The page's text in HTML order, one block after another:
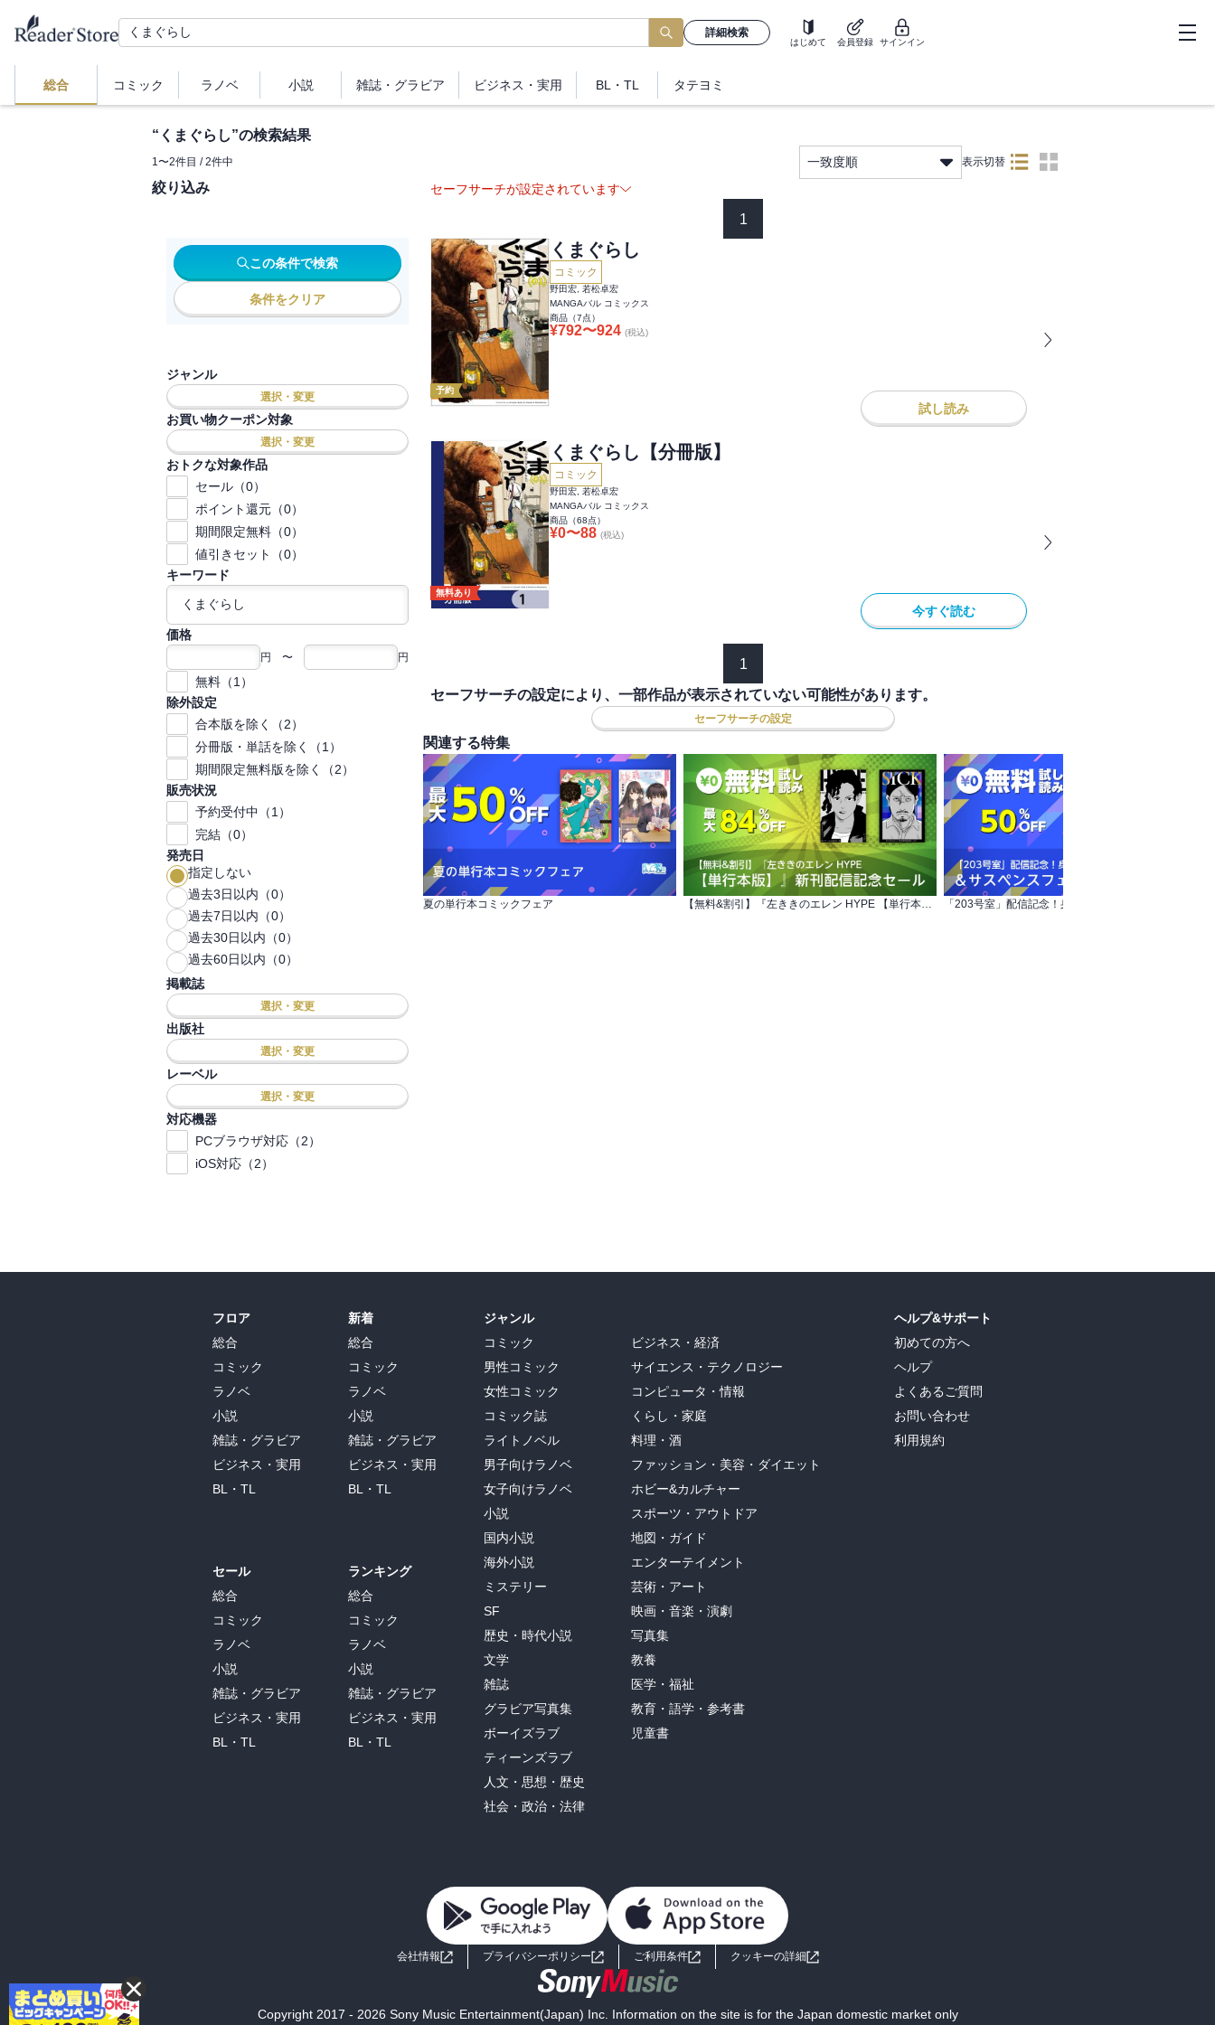
詳細検索
はじめて 会員登録 サインイン
総合 コミック ラノベ 小説 雑誌・ グラビア ビジネス ・実用 BL・TL タテヨミ
“ くまぐらし”の検索結果
1〜2件目 / 2件中 一致度順 表示切替
絞り込み
この条件で検索
条件をクリア
ジャンル
選択・変更
お買い物クーポン対象
選択・変更
おトクな対象作品
セール（0）
ポイント還元（0）
期間限定無料（0）
値引きセット（0）
キーワード
価格
円 〜 円
無料（1）
除外設定
合本版を除く（2）
分冊版・単話を除く（1）
期間限定無料版を除く（2）
販売状況
予約受付中（1）
完結（0）
発売日
指定しない
過去3日以内（0）
過去7日以内（0）
過去30日以内（0）
過去60日以内（0）
掲載誌
選択・変更
出版社
選択・変更
レーベル
選択・変更
対応機器
PCブラウザ対応（2）
iOS対応（2）
セーフサーチが設定されています
1
予約
くまぐらし
コミック
野田宏, 若松卓宏
MANGAバル コミックス
商品（7点）
¥792〜924 (税込)
試し読み
無料あり
くまぐらし【分冊版】
コミック
野田宏, 若松卓宏
MANGAバル コミックス
商品（68点）
¥0〜88 (税込)
今すぐ読む
1
セーフサーチの設定により、一部作品が表示されていない可能性があります。
セーフサーチの設定
関連する特集
夏の単行本コミックフェア 【無料&割引】『左ききのエレン HYPE 【単行本版】』新刊配信記念セール
フロア
総合
コミック
ラノベ
小説
雑誌・グラビア
ビジネス・実用
BL・TL
セール
総合
コミック
ラノベ
小説
雑誌・グラビア
ビジネス・実用
BL・TL
新着
総合
コミック
ラノベ
小説
雑誌・グラビア
ビジネス・実用
BL・TL
ランキング
総合
コミック
ラノベ
小説
雑誌・グラビア
ビジネス・実用
BL・TL
ジャンル
コミック
男性コミック
女性コミック
コミック誌
ライトノベル
男子向けラノベ
女子向けラノベ
小説
国内小説
海外小説
ミステリー
SF
歴史・時代小説
文学
雑誌
グラビア写真集
ボーイズラブ
ティーンズラブ
人文・思想・歴史
社会・政治・法律
ビジネス・経済
サイエンス・テクノロジー
コンピュータ・情報
くらし・家庭
料理・酒
ファッション・美容・ダイエット
ホビー&カルチャー
スポーツ・アウトドア
地図・ガイド
エンターテイメント
芸術・アート
映画・音楽・演劇
写真集
教養
医学・福祉
教育・語学・参考書
児童書
ヘルプ&サポート
初めての方へ
ヘルプ
よくあるご質問
お問い合わせ
利用規約
会社情報 プライバシーポリシー ご利用条件 クッキーの詳細
Copyright 2017 - 2026 Sony Music Entertainment(Japan) Inc. Information on the site is for the Japan domestic market only